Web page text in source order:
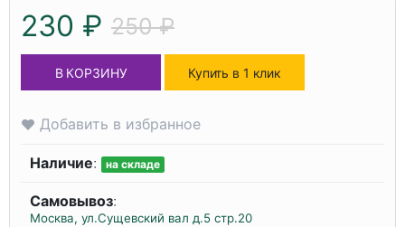
230 ₽ 250 ₽
В КОРЗИНУ Купить в 1 клик
Добавить в избранное
Наличие: на складе
Самовывоз:
Москва, ул.Сущевский вал д.5 стр.20